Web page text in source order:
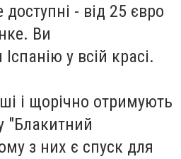
- від 25 євро
Ви
у всій красі.
і щорічно отримують
"Блакитний
з них є спуск для